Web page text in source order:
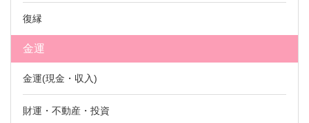
復縁
金運
金運(現金・収入)
財運・不動産・投資